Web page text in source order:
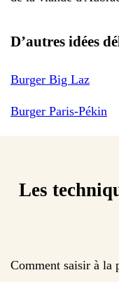
D’autres idées
Burger Big Laz
Burger Paris-Pékin
Les
Comment saisir à la